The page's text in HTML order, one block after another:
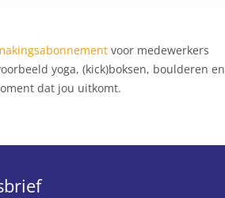
voor medewerkers
yoga, (kick)boksen, boulderen en
dat jou uitkomt.